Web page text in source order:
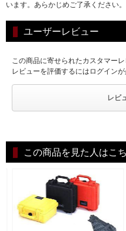
います。あらかじめご了承ください。
ユーザーレビュー
この商品に寄せられたカスタマーレ
レビューを評価するにはログインが
レビ
この商品を見た人はこ